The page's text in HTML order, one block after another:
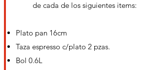
de cada de los siguientes items:
Plato pan 16cm
Taza espresso c/plato 2 pzas.
Bol 0.6L